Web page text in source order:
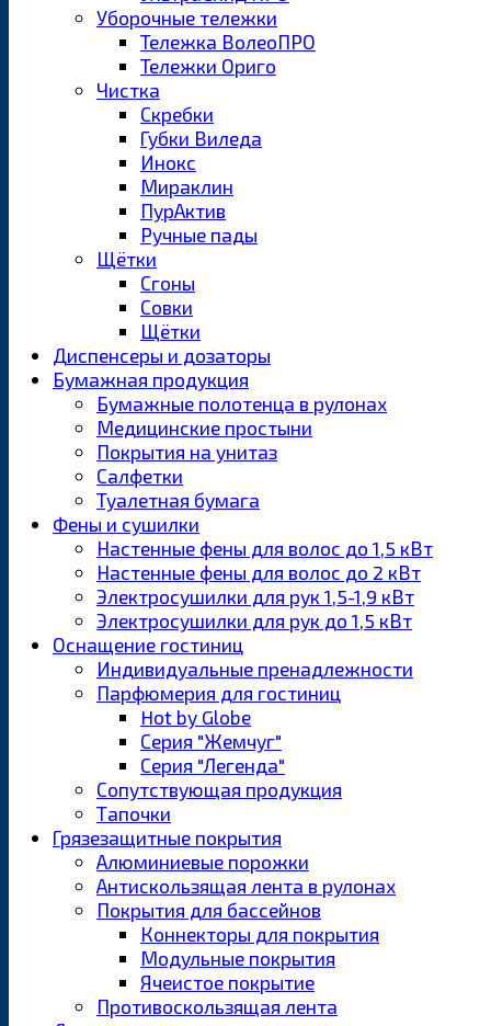
Уборочные тележки
Тележка ВолеоПРО
Тележки Ориго
Чистка
Скребки
Губки Виледа
Инокс
Мираклин
ПурАктив
Ручные пады
Щётки
Сгоны
Совки
Щётки
Диспенсеры и дозаторы
Бумажная продукция
Бумажные полотенца в рулонах
Медицинские простыни
Покрытия на унитаз
Салфетки
Туалетная бумага
Фены и сушилки
Настенные фены для волос до 1,5 кВт
Настенные фены для волос до 2 кВт
Электросушилки для рук 1,5-1,9 кВт
Электросушилки для рук до 1,5 кВт
Оснащение гостиниц
Индивидуальные пренадлежности
Парфюмерия для гостиниц
Hot by Globe
Серия "Жемчуг"
Серия "Легенда"
Сопутствующая продукция
Тапочки
Грязезащитные покрытия
Алюминиевые порожки
Антискользящая лента в рулонах
Покрытия для бассейнов
Коннекторы для покрытия
Модульные покрытия
Ячеистое покрытие
Противоскользящая лента